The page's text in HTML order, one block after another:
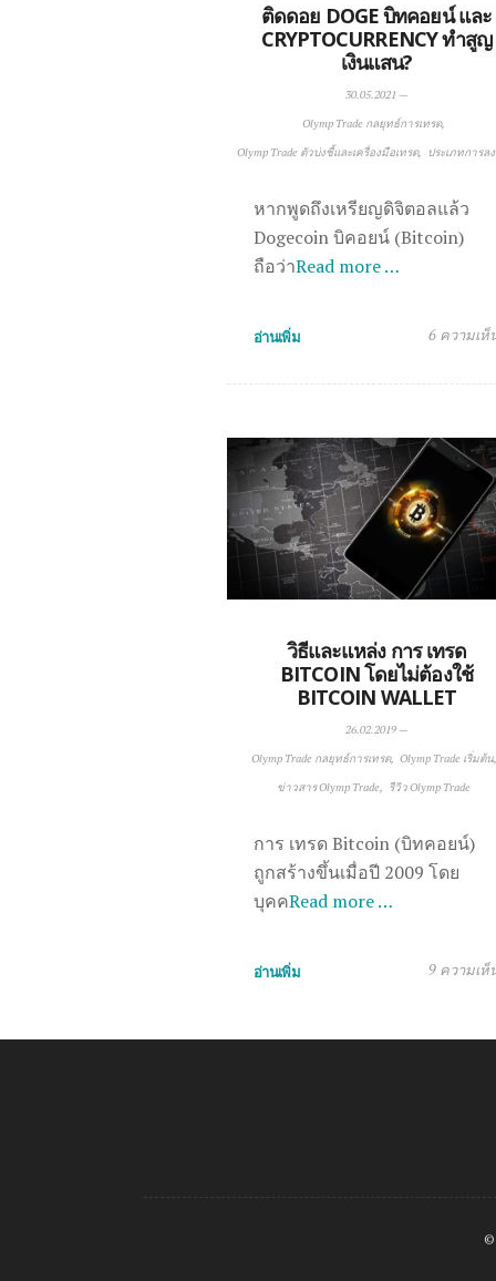
ติดดอย DOGE บิทคอยน์ และ
CRYPTOCURRENCY ทำสูญ
เงินแสน?
30.05.2021 —
Olymp Trade กลยุทธ์การเทรด
Olymp Trade ตัวบ่งชี้และเครื่องมือเทรด
ประเภทการล
หากพูดถึงเหรียญดิจิตอลแล้ว
Dogecoin บิคอยน์ (Bitcoin)
ถือว่าRead more …
อ่านเพิ่ม 6 ความเห็
วิธีและแหล่ง การ เทรด
BITCOIN โดยไม่ต้องใช้
BITCOIN WALLET
26.02.2019—
Olymp Trade กลยุทธ์การเทรด
Olymp Trade เริ่มต้น
ข่าวสาร Olymp Trade
รีวิว Olymp Trade
การ เทรด Bitcoin (บิทคอยน์)
ถูกสร้างขึ้นเมื่อปี 2009 โดย
บุคคRead more …
อ่านเพิ่ม 9 ความเห็
©